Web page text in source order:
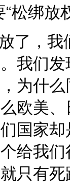
“松绑放
了，我
我们
为什
欧美
国家
给我
只有死